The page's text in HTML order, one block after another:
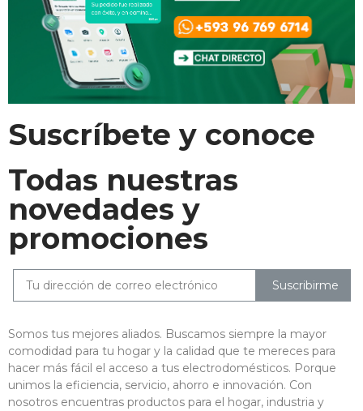
Suscríbete y conoce
Todas nuestras
novedades y
promociones
Suscribirme
Somos tus mejores aliados. Buscamos siempre la mayor
comodidad para tu hogar y la calidad que te mereces para
hacer más fácil el acceso a tus electrodomésticos. Porque
unimos la eficiencia, servicio, ahorro e innovación. Con
nosotros encuentras productos para el hogar, industria y